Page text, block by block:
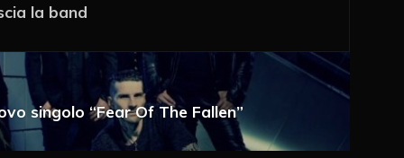
mail
la band
singolo “Fear Of The Fallen”